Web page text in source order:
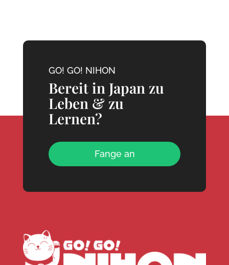
GO! GO! NIHON
Bereit in Japan zu
Leben & zu
Lernen?
Fange an